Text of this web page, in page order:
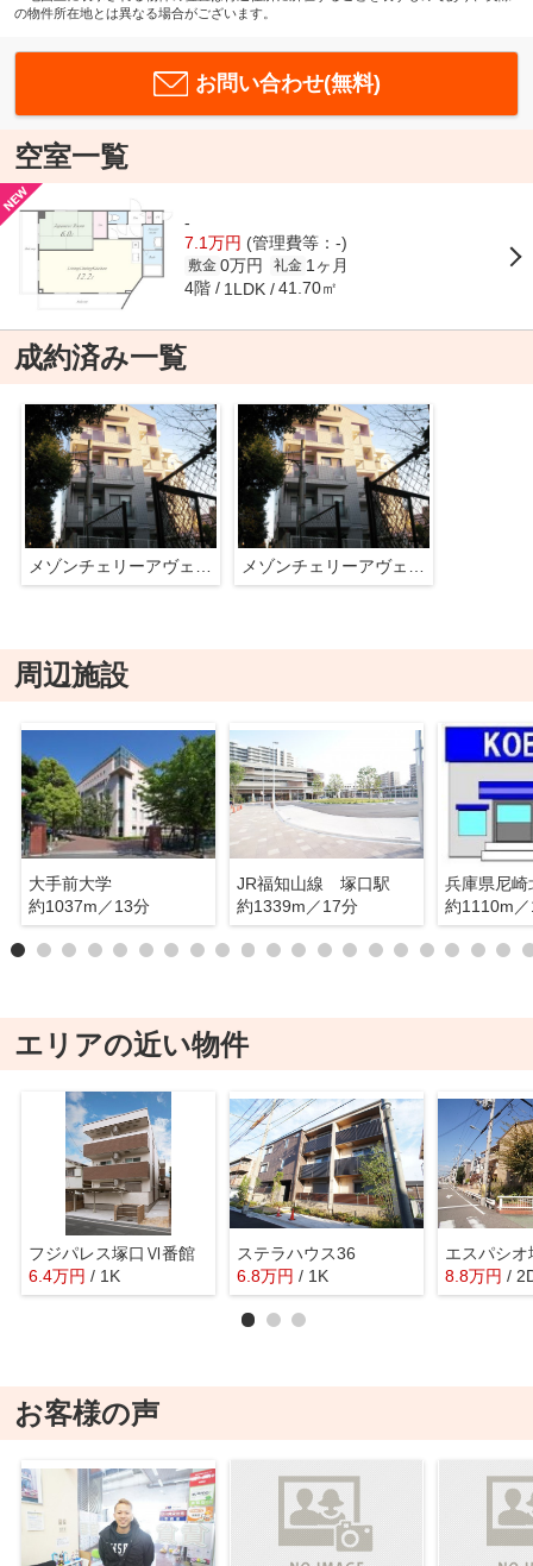
の物件所在地とは異なる場合がございます。
お問い合わせ(無料)
空室一覧
-
7.1万円 (管理費等：-)
敷金 0万円 礼金 1ヶ月
4階 1LDK 41.70㎡
成約済み一覧
周辺施設
大手前大学
約1037m／13分
JR福知山線 塚口駅
約1339m／17分
約1110m
エリアの近い物件
フジパレス塚口Ⅵ番館
6.4万円 / 1K
ステラハウス36
6.8万円 / 1K
エスパシオ
8.8万円 /
お客様の声